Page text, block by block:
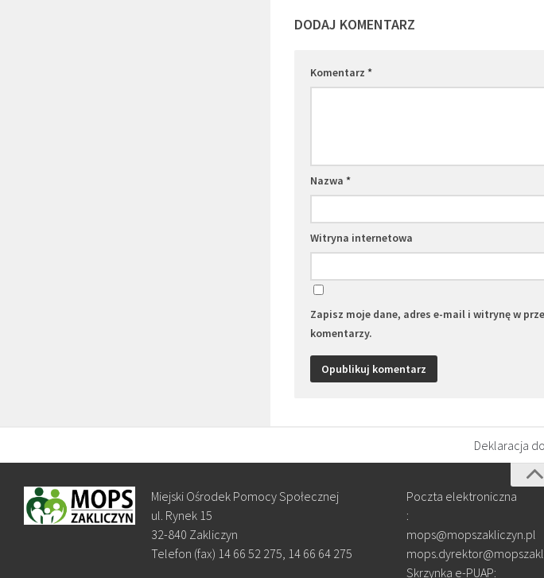
DODAJ KOMENTARZ
Komentarz *
Nazwa *
Witryna internetowa
Zapisz moje dane, adres e-mail i witrynę w
komentarzy.
Deklaracja
Miejski Ośrodek Pomocy Społecznej
ul. Rynek 15
32-840 Zakliczyn
Telefon (fax) 14 66 52 275, 14 66 64 275
Poczta elektroniczna
:
mops@mopszakliczyn.pl
Skrzynka e-PUAP: